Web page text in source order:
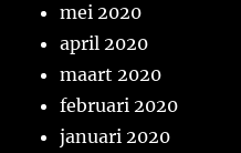
mei 2020
april 2020
maart 2020
februari 2020
januari 2020